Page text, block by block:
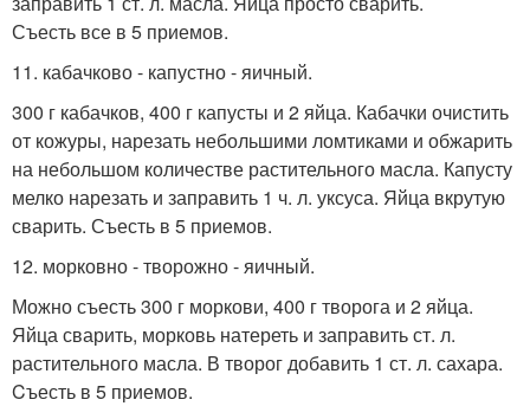
Съесть все в 5 приемов.
11. кабачково - капустно - яичный.
300 г кабачков, 400 г капусты и 2 яйца. Кабачки очистить
от кожуры, нарезать небольшими ломтиками и обжарить
на небольшом количестве растительного масла. Капусту
мелко нарезать и заправить 1 ч. л. уксуса. Яйца вкрутую
сварить. Съесть в 5 приемов.
12. морковно - творожно - яичный.
Можно съесть 300 г моркови, 400 г творога и 2 яйца.
Яйца сварить, морковь натереть и заправить ст. л.
растительного масла. В творог добавить 1 ст. л. сахара.
Cъесть в 5 приемов.